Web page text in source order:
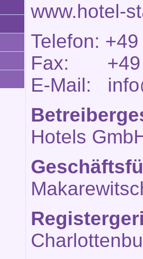
www.hotel-
Telefon:
Fax: +49
E-Mail:
Hotels